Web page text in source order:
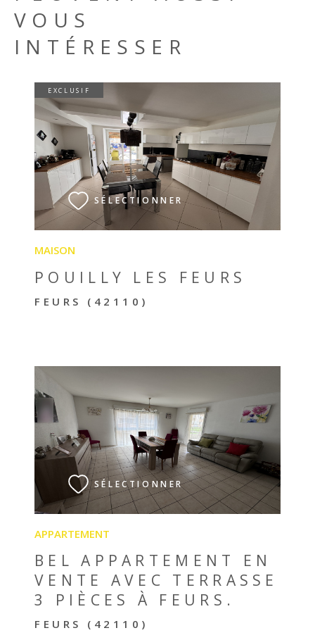
VOUS
INTÉRESSER
MAISON
POUILLY LES FEURS
FEURS (42110)
EXCLUSIF
SÉLECTIONNER
VOIR LE BIEN
APPARTEMENT
BEL APPARTEMENT EN
VENTE AVEC TERRASSE
3 PIÈCES À FEURS.
FEURS (42110)
SÉLECTIONNER
VOIR LE BIEN